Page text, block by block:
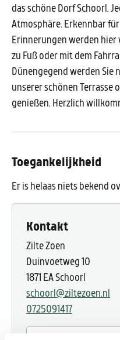
das schöne Dorf Schoorl.
Atmosphäre. Erkennbar
Erinnerungen werden hier
zu Fuß oder mit dem
Dünengegend werden
unserer schönen Terrasse
genießen. Herzlich
Toegankelijkheid
Er is helaas niets bekend
Kontakt
Zilte Zoen
Duinvoetweg 10
1871 EA Schoorl
schoorl@ziltezoen.nl
0725091417